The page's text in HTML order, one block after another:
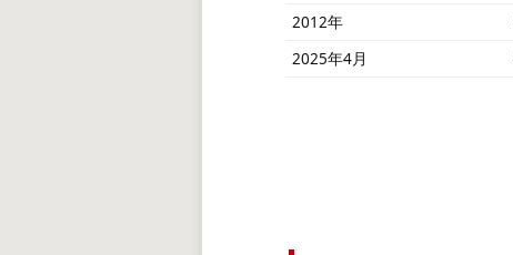
2012年
2025年4月